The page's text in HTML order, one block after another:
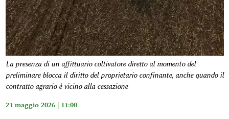
La presenza di un affittuario coltivatore diretto al momento del
preliminare blocca il diritto del proprietario confinante, anche quando il
contratto agrario è vicino alla cessazione
21 maggio 2026 | 11:00